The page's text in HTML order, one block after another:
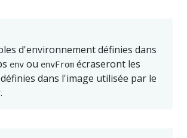
d'environnement définies dans
env ou envFrom écraseront les
dans l'image utilisée par le